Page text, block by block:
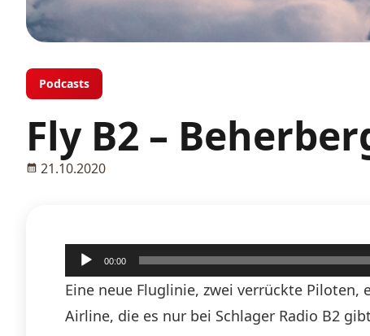
Podcasts
Fly B2 –
21.10.2020
Audio-
Player
00:00
Eine neue Fluglinie, zwei verrückte Piloten,
Airline, die es nur bei Schlager Radio B2